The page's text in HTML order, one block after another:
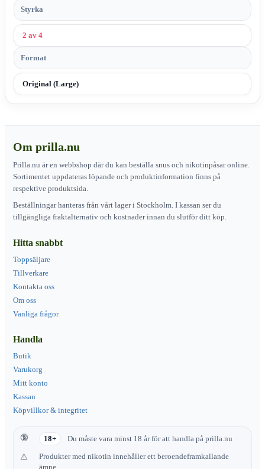
Styrka
2 av 4
Format
Original (Large)
Om prilla.nu
Prilla.nu är en webbshop där du kan beställa snus och nikotinpåsar online.
Sortimentet uppdateras löpande och produktinformation finns på
respektive produktsida.
Beställningar hanteras från vårt lager i Stockholm. I kassan ser du
tillgängliga fraktalternativ och kostnader innan du slutför ditt köp.
Hitta snabbt
Toppsäljare
Tillverkare
Kontakta oss
Om oss
Vanliga frågor
Handla
Butik
Varukorg
Mitt konto
Kassan
Köpvillkor & integritet
18+ Du måste vara minst 18 år för att handla på prilla.nu
Produkter med nikotin innehåller ett beroendeframkallande
ämne